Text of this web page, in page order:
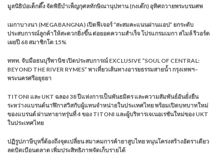
มูลนิธิป่อเต็กตึ๊ง จัดพิธีบำเพ็ญกุศลทักษิณานุปทาน (กงเต๊ก) อุทิศถวายพระบรมศพ
เมกาบางนา (MEGABANGNA) เปิดฟีเจอร์ “สะสมคะแนนผ่านแอป” ยกระดับ
ประสบการณ์ลูกค้าให้สะดวกยิ่งขึ้น ต่อยอดความสำเร็จ โปรแกรมเมกา สไมล์ รีวอร์ด
เผยปี 68 สมาชิกโต 15%
ททท. จับมือธนบุรีพานิช เปิดประสบการณ์ EXCLUSIVE “SOUL OF CENTRAL:
BEYOND THE RIVER RYMES” พาเที่ยวเส้นทางอารยธรรมสายน้ำ กรุงเทพฯ–
พระนครศรีอยุธยา
TITONI และ UKT ฉลอง 38 ปีแห่งการเป็นพันธมิตร และความสัมพันธ์อันยั่งยืน
ระหว่างแบรนด์นาฬิกาสวิสกับผู้แทนจำหน่ายในประเทศไทย พร้อมเปิดบทบาทใหม่
ของแบรนด์ ผ่านทายาทรุ่นที่ 4 ของ TITONI และผู้บริหารเจเนอเรชันใหม่ของ UKT
ในประเทศไทย
ปฏิรูปภาษีบุหรี่ต้องถึงจุดเปลี่ยน สมาคมการค้ายาสูบไทย หนุนโครงสร้างอัตราเดียว
ลดบิดเบือนตลาด เพิ่มประสิทธิภาพจัดเก็บรายได้